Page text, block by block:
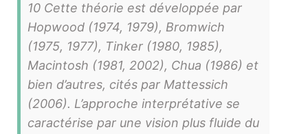
10 Cette théorie est développée par
Hopwood (1974, 1979), Bromwich
(1975, 1977), Tinker (1980, 1985),
Macintosh (1981, 2002), Chua (1986) et
bien d’autres, cités par Mattessich
(2006). L’approche interprétative se
caractérise par une vision plus fluide du